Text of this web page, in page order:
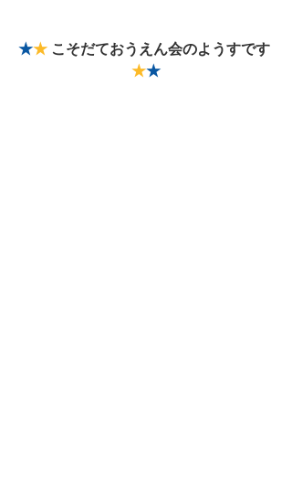
★★ こそだておうえん会のようすです
★★